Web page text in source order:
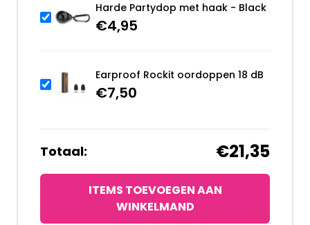
Harde Partydop met haak - Black
€4,95
Earproof Rockit oordoppen 18 dB
€7,50
Totaal: €21,35
ITEMS TOEVOEGEN AAN
WINKELMAND